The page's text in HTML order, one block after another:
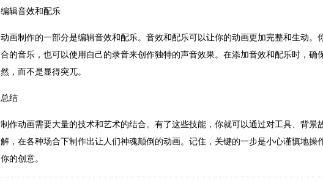
编辑音效和配乐
动画制作的一部分是编辑音效和配乐。音效和配乐可以让你的动画更加完整和生动。
合的音乐，也可以使用自己的录音来创作独特的声音效果。在添加音效和配乐时，确
然，而不是显得突兀。
总结
制作动画需要大量的技术和艺术的结合。有了这些技能，你就可以通过对工具、背景
解，在各种场合下制作出让人们神魂颠倒的动画。记住，关键的一步是小心谨慎地操
你的创意。